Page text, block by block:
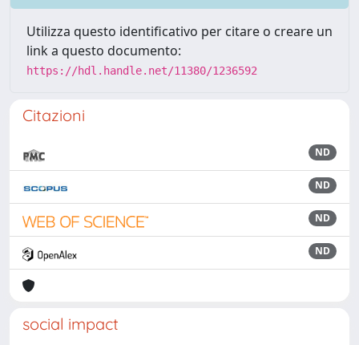
Utilizza questo identificativo per citare o creare un
link a questo documento:
https://hdl.handle.net/11380/1236592
Citazioni
ND
ND
ND
ND
social impact